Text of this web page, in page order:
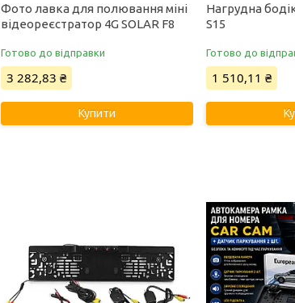
Фото лавка для полювання міні
відеореєстратор 4G SOLAR F8
Готово до відправки
3 282,83 ₴
Купити
Нагрудна
S15
Готово до
1 510,11 ₴